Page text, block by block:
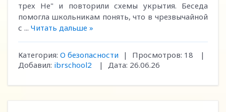
трех Не" и повторили схемы укрытия. Беседа
помогла школьникам понять, что в чрезвычайной
с ... Читать дальше »
Категория: О безопасности | Просмотров: 18
|
Добавил: ibrschool2 | Дата: 26.06.26